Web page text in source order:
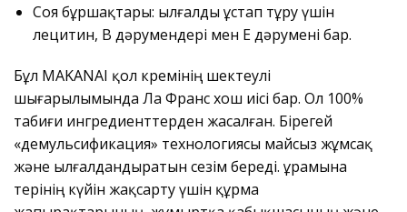
Соя бұршақтары: ылғалды ұстап тұру үшін
лецитин, В дәрумендері мен Е дәрумені бар.
Бұл MAKANAI қол кремінің шектеулі
шығарылымында Ла Франс хош иісі бар. Ол 100%
табиғи ингредиенттерден жасалған. Бірегей
«демульсификация» технологиясы майсыз жұмсақ
және ылғалдандыратын сезім береді. Құрамына
терінің күйін жақсарту үшін құрма